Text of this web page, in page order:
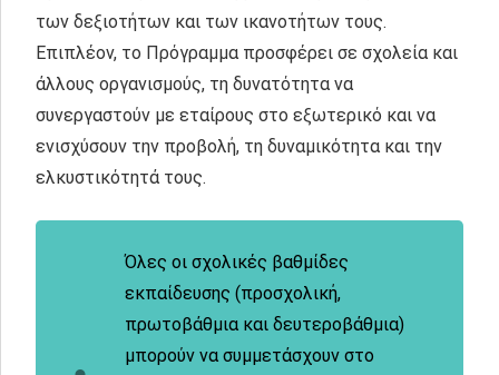
των δεξιοτήτων και των ικανοτήτων τους.
Επιπλέον, το Πρόγραμμα προσφέρει σε σχολεία και
άλλους οργανισμούς, τη δυνατότητα να
συνεργαστούν με εταίρους στο εξωτερικό και να
ενισχύσουν την προβολή, τη δυναμικότητα και την
ελκυστικότητά τους.
Όλες οι σχολικές βαθμίδες
εκπαίδευσης (προσχολική,
πρωτοβάθμια και δευτεροβάθμια)
μπορούν να συμμετάσχουν στο